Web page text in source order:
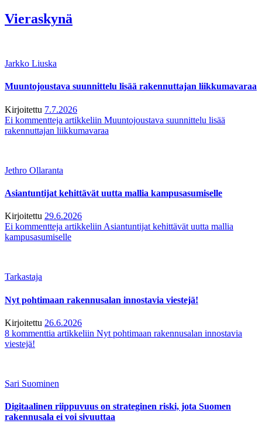
Vieraskynä
Jarkko Liuska
Muuntojoustava suunnittelu lisää rakennuttajan liikkumavaraa
Kirjoitettu 7.7.2026
Ei kommentteja artikkeliin Muuntojoustava suunnittelu lisää
rakennuttajan liikkumavaraa
Jethro Ollaranta
Asiantuntijat kehittävät uutta mallia kampusasumiselle
Kirjoitettu 29.6.2026
Ei kommentteja artikkeliin Asiantuntijat kehittävät uutta mallia
kampusasumiselle
Tarkastaja
Nyt pohtimaan rakennusalan innostavia viestejä!
Kirjoitettu 26.6.2026
8 kommenttia artikkeliin Nyt pohtimaan rakennusalan innostavia
viestejä!
Sari Suominen
Digitaalinen riippuvuus on strateginen riski, jota Suomen
rakennusala ei voi sivuuttaa